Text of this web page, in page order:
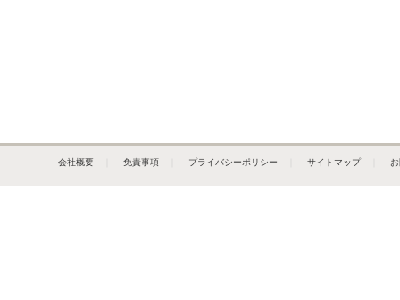
会社概要 免責事項 プライバシーポリシー サイトマップ｜